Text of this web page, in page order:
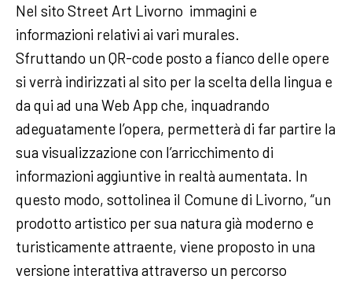
Nel sito Street Art Livorno immagini e
informazioni relativi ai vari murales.
Sfruttando un QR-code posto a fianco delle opere
si verrà indirizzati al sito per la scelta della lingua e
da qui ad una Web App che, inquadrando
adeguatamente l’opera, permetterà di far partire la
sua visualizzazione con l’arricchimento di
informazioni aggiuntive in realtà aumentata. In
questo modo, sottolinea il Comune di Livorno, “un
prodotto artistico per sua natura già moderno e
turisticamente attraente, viene proposto in una
versione interattiva attraverso un percorso